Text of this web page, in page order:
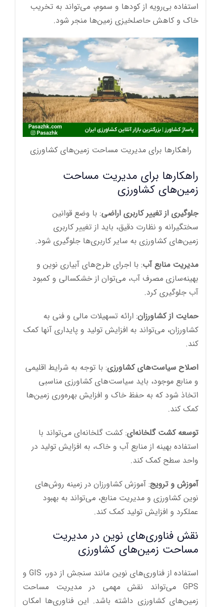
استفاده بی‌رویه از کودها و سموم، می‌تواند به تخریب
خاک و کاهش حاصلخیزی زمین‌ها منجر شود.
راهکارها برای مدیریت مساحت زمین‌های کشاورزی
راهکارها برای مدیریت مساحت
زمین‌های کشاورزی
جلوگیری از تغییر کاربری اراضی: با وضع قوانین
سختگیرانه و نظارت دقیق، باید از تغییر کاربری
زمین‌های کشاورزی به سایر کاربری‌ها جلوگیری شود.
مدیریت منابع آب: با اجرای طرح‌های آبیاری نوین و
بهینه‌سازی مصرف آب، می‌توان از خشکسالی و کمبود
آب جلوگیری کرد.
حمایت از کشاورزان: ارائه تسهیلات مالی و فنی به
کشاورزان، می‌تواند به افزایش تولید و پایداری آنها کمک
کند.
اصلاح سیاست‌های کشاورزی: با توجه به شرایط اقلیمی
و منابع موجود، باید سیاست‌های کشاورزی مناسبی
اتخاذ شود که به حفظ خاک و افزایش بهره‌وری زمین‌ها
کمک کند.
توسعه کشت گلخانه‌ای: کشت گلخانه‌ای می‌تواند با
استفاده بهینه از منابع آب و خاک، به افزایش تولید در
واحد سطح کمک کند.
آموزش و ترویج: آموزش کشاورزان در زمینه روش‌های
نوین کشاورزی و مدیریت منابع، می‌تواند به بهبود
عملکرد و افزایش تولید کمک کند.
نقش فناوری‌های نوین در مدیریت
مساحت زمین‌های کشاورزی
استفاده از فناوری‌های نوین مانند سنجش از دور، GIS و
GPS می‌تواند نقش مهمی در مدیریت مساحت
زمین‌های کشاورزی داشته باشد. این فناوری‌ها امکان